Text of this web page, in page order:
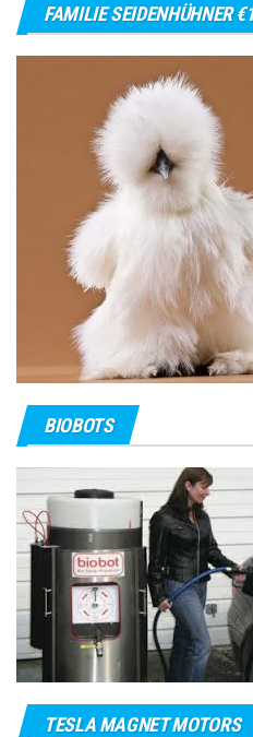
FAMILIE SEIDENHÜHNER
BIOBOTS
TESLA MAGNET MOTORS